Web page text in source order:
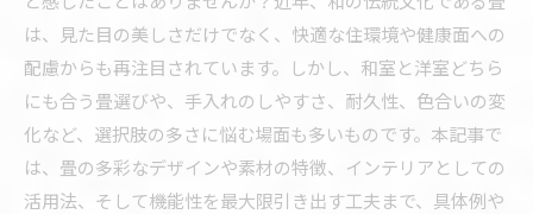
は、見た目の美しさだけでなく、快適な住環境や健康面への
配慮からも再注目されています。しかし、和室と洋室どちら
にも合う畳選びや、手入れのしやすさ、耐久性、色合いの変
化など、選択肢の多さに悩む場面も多いものです。本記事で
は、畳の多彩なデザインや素材の特徴、インテリアとしての
活用法、そして機能性を最大限引き出す工夫まで、具体例や